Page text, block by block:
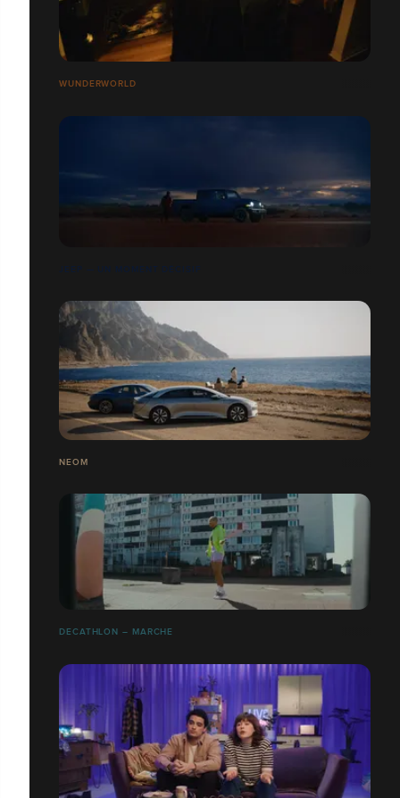
WUNDERWORLD
JEEP — UN MOMENT DÉCISIF
NEOM
DECATHLON – MARCHE